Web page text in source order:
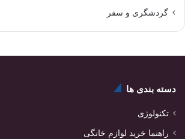
گردشگری و سفر
دسته بندی ها
تکنولوژی
راهنما خرید لوازم خانگی